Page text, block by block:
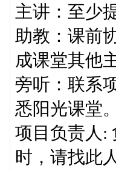
主讲：至少
助教：课前
成课堂其他
旁听：联系
悉阳光课堂。
项目负责人:
时，请找此人